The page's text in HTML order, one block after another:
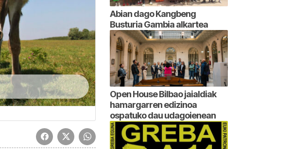
Abian dago Kangbeng
Busturia Gambia alkartea
Open House Bilbao jaialdiak
hamargarren edizinoa
ospatuko dau udagoienean